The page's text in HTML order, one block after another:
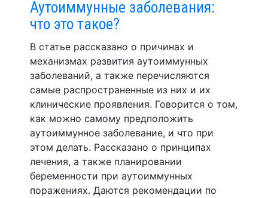
Аутоиммунные заболевания:
что это такое?
В статье рассказано о причинах и
механизмах развития аутоиммунных
заболеваний, а также перечисляются
самые распространенные из них и их
клинические проявления. Говорится о том,
как можно самому предположить
аутоиммунное заболевание, и что при
этом делать. Рассказано о принципах
лечения, а также планировании
беременности при аутоиммунных
поражениях. Даются рекомендации по